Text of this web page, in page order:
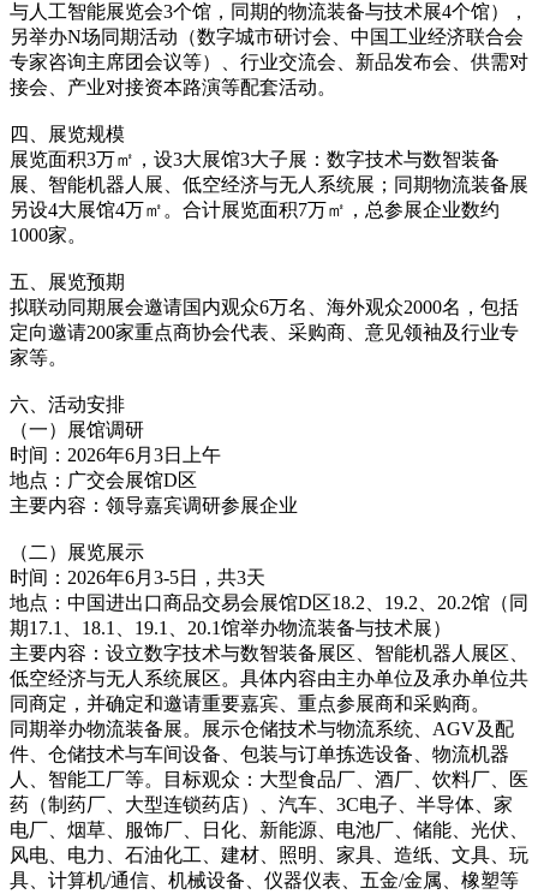
与人工智能展览会3个馆，同期的物流装备与技术展4个馆），
另举办N场同期活动（数字城市研讨会、中国工业经济联合会
专家咨询主席团会议等）、行业交流会、新品发布会、供需对
接会、产业对接资本路演等配套活动。
四、展览规模
展览面积3万㎡，设3大展馆3大子展：数字技术与数智装备
展、智能机器人展、低空经济与无人系统展；同期物流装备展
另设4大展馆4万㎡。合计展览面积7万㎡，总参展企业数约
1000家。
五、展览预期
拟联动同期展会邀请国内观众6万名、海外观众2000名，包括
定向邀请200家重点商协会代表、采购商、意见领袖及行业专
家等。
六、活动安排
（一）展馆调研
时间：2026年6月3日上午
地点：广交会展馆D区
主要内容：领导嘉宾调研参展企业
（二）展览展示
时间：2026年6月3-5日，共3天
地点：中国进出口商品交易会展馆D区18.2、19.2、20.2馆（同
期17.1、18.1、19.1、20.1馆举办物流装备与技术展）
主要内容：设立数字技术与数智装备展区、智能机器人展区、
低空经济与无人系统展区。具体内容由主办单位及承办单位共
同商定，并确定和邀请重要嘉宾、重点参展商和采购商。
同期举办物流装备展。展示仓储技术与物流系统、AGV及配
件、仓储技术与车间设备、包装与订单拣选设备、物流机器
人、智能工厂等。目标观众：大型食品厂、酒厂、饮料厂、医
药（制药厂、大型连锁药店）、汽车、3C电子、半导体、家
电厂、烟草、服饰厂、日化、新能源、电池厂、储能、光伏、
风电、电力、石油化工、建材、照明、家具、造纸、文具、玩
具、计算机/通信、机械设备、仪器仪表、五金/金属、橡塑等